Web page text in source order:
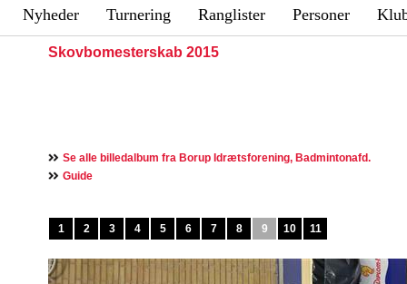
Nyheder Turnering Ranglister Personer
Skovbomesterskab 2015
Se alle billedalbum fra Borup Idrætsforening, Badmintonafd.
Guide
1 2 3 4 5 6 7 8 9 10 11